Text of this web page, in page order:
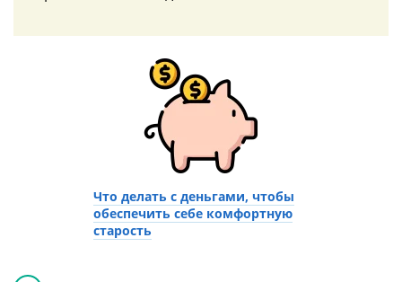
Что делать с деньгами, чтобы
обеспечить себе комфортную
старость